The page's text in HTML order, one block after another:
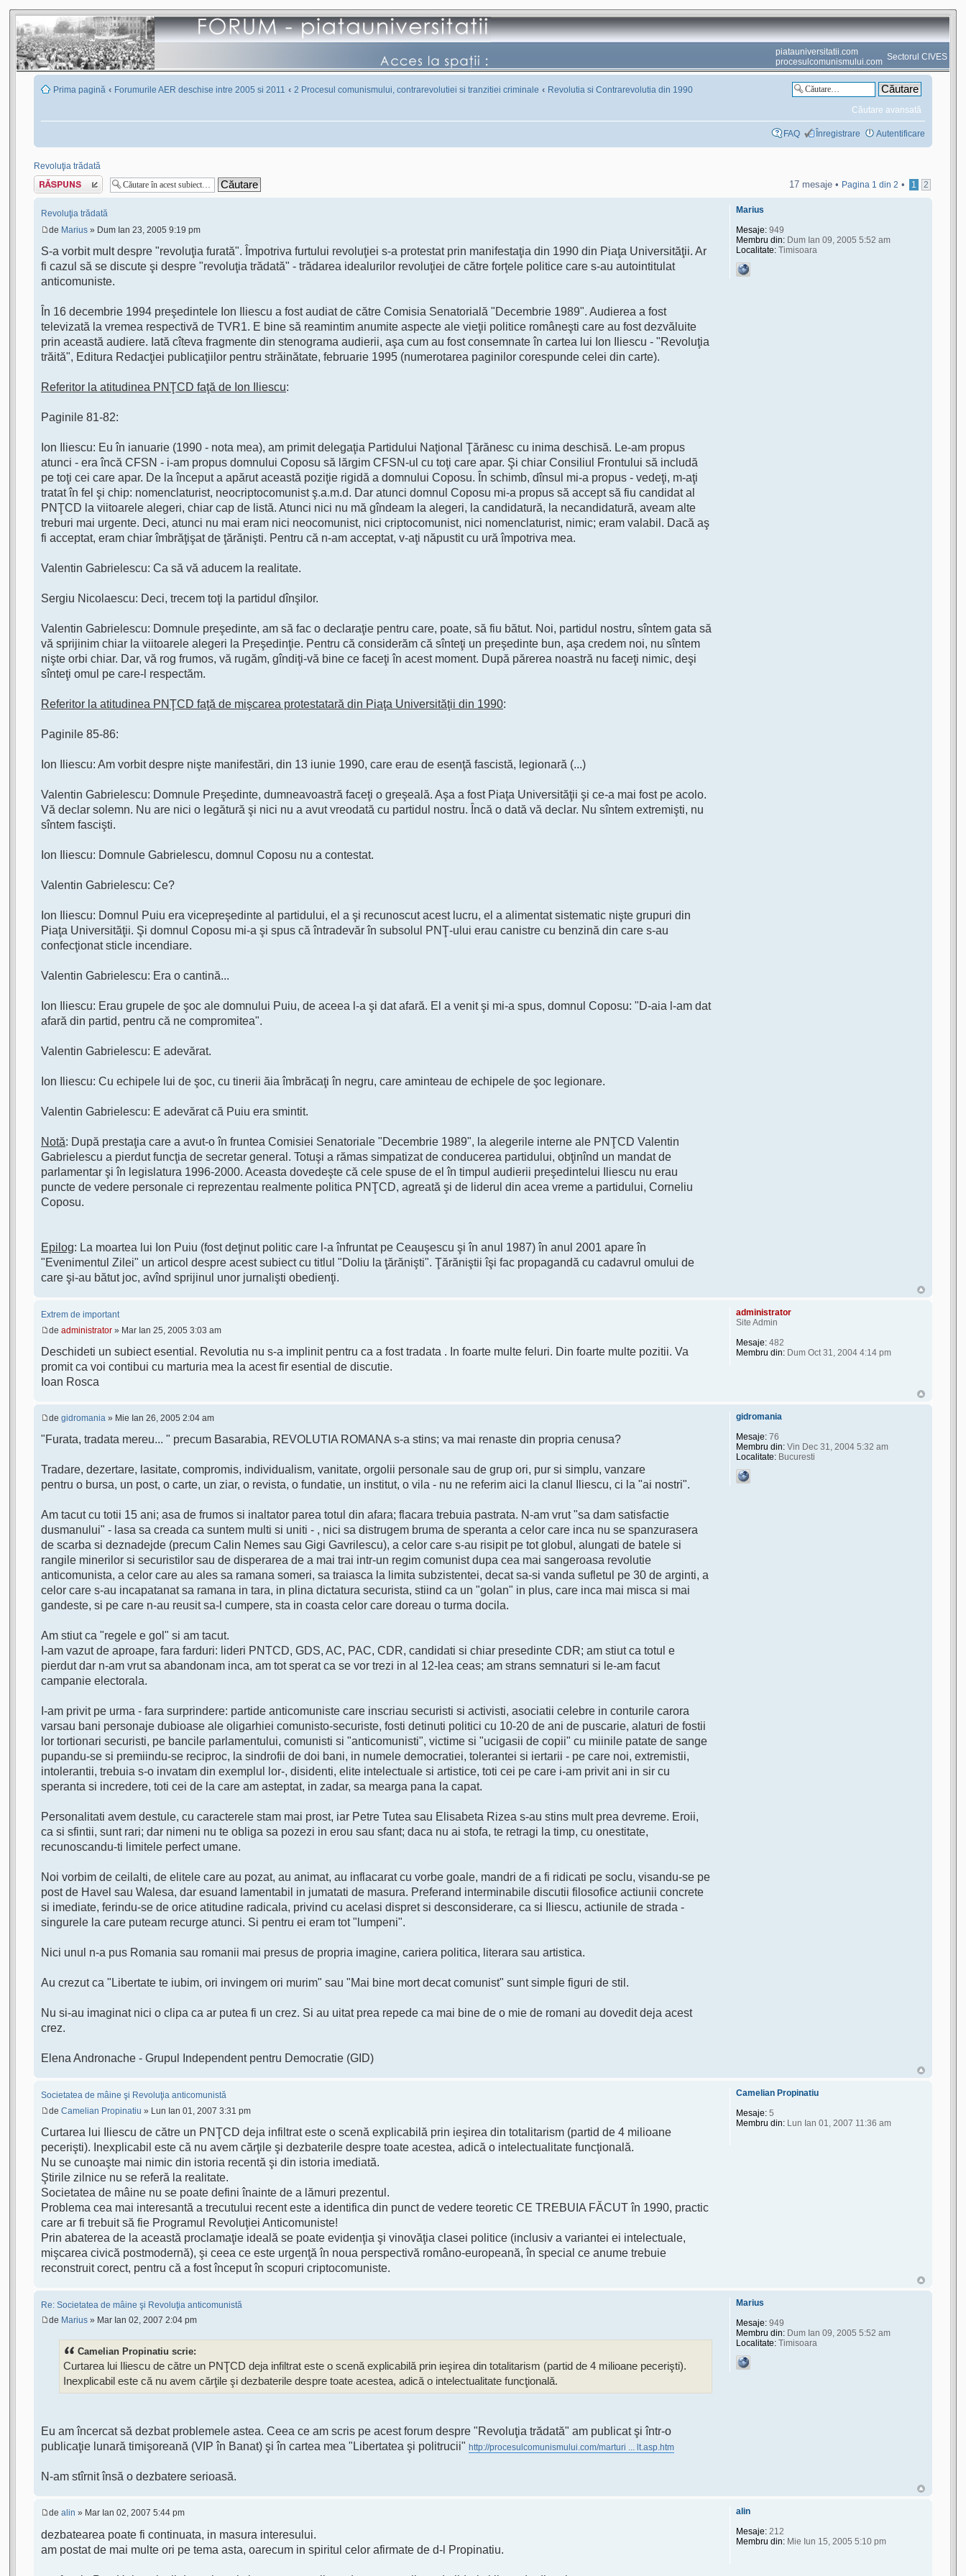
piatauniversitatii.com
procesulcomunismului.com Sectorul CIVES
Prima pagină ‹ Forumurile AER deschise intre 2005 si 2011 ‹ 2 Procesul comunismului, contrarevolutiei si tranzitiei criminale ‹ Revolutia si Contrarevolutia din 1990
Căutare avansată
FAQ Înregistrare Autentificare
Revoluţia trădată
Scrie un răspuns
17 mesaje • Pagina 1 din 2 • 1 2
Revoluţia trădată
de Marius » Dum Ian 23, 2005 9:19 pm
S-a vorbit mult despre "revoluţia furată". Împotriva furtului revoluţiei s-a protestat prin manifestaţia din 1990 din Piaţa Universităţii. Ar
fi cazul să se discute şi despre "revoluţia trădată" - trădarea idealurilor revoluţiei de către forţele politice care s-au autointitulat
anticomuniste.
În 16 decembrie 1994 preşedintele Ion Iliescu a fost audiat de către Comisia Senatorială "Decembrie 1989". Audierea a fost
televizată la vremea respectivă de TVR1. E bine să reamintim anumite aspecte ale vieţii politice româneşti care au fost dezvăluite
prin această audiere. Iată cîteva fragmente din stenograma audierii, aşa cum au fost consemnate în cartea lui Ion Iliescu - "Revoluţia
trăită", Editura Redacţiei publicaţiilor pentru străinătate, februarie 1995 (numerotarea paginilor corespunde celei din carte).
Referitor la atitudinea PNŢCD faţă de Ion Iliescu:
Paginile 81-82:
Ion Iliescu: Eu în ianuarie (1990 - nota mea), am primit delegaţia Partidului Naţional Ţărănesc cu inima deschisă. Le-am propus
atunci - era încă CFSN - i-am propus domnului Coposu să lărgim CFSN-ul cu toţi care apar. Şi chiar Consiliul Frontului să includă
pe toţi cei care apar. De la început a apărut această poziţie rigidă a domnului Coposu. În schimb, dînsul mi-a propus - vedeţi, m-aţi
tratat în fel şi chip: nomenclaturist, neocriptocomunist ş.a.m.d. Dar atunci domnul Coposu mi-a propus să accept să fiu candidat al
PNŢCD la viitoarele alegeri, chiar cap de listă. Atunci nici nu mă gîndeam la alegeri, la candidatură, la necandidatură, aveam alte
treburi mai urgente. Deci, atunci nu mai eram nici neocomunist, nici criptocomunist, nici nomenclaturist, nimic; eram valabil. Dacă aş
fi acceptat, eram chiar îmbrăţişat de ţărănişti. Pentru că n-am acceptat, v-aţi năpustit cu ură împotriva mea.
Valentin Gabrielescu: Ca să vă aducem la realitate.
Sergiu Nicolaescu: Deci, trecem toţi la partidul dînşilor.
Valentin Gabrielescu: Domnule preşedinte, am să fac o declaraţie pentru care, poate, să fiu bătut. Noi, partidul nostru, sîntem gata să
vă sprijinim chiar la viitoarele alegeri la Preşedinţie. Pentru că considerăm că sînteţi un preşedinte bun, aşa credem noi, nu sîntem
nişte orbi chiar. Dar, vă rog frumos, vă rugăm, gîndiţi-vă bine ce faceţi în acest moment. După părerea noastră nu faceţi nimic, deşi
sînteţi omul pe care-l respectăm.
Referitor la atitudinea PNŢCD faţă de mişcarea protestatară din Piaţa Universităţii din 1990:
Paginile 85-86:
Ion Iliescu: Am vorbit despre nişte manifestări, din 13 iunie 1990, care erau de esenţă fascistă, legionară (...)
Valentin Gabrielescu: Domnule Preşedinte, dumneavoastră faceţi o greşeală. Aşa a fost Piaţa Universităţii şi ce-a mai fost pe acolo.
Vă declar solemn. Nu are nici o legătură şi nici nu a avut vreodată cu partidul nostru. Încă o dată vă declar. Nu sîntem extremişti, nu
sîntem fascişti.
Ion Iliescu: Domnule Gabrielescu, domnul Coposu nu a contestat.
Valentin Gabrielescu: Ce?
Ion Iliescu: Domnul Puiu era vicepreşedinte al partidului, el a şi recunoscut acest lucru, el a alimentat sistematic nişte grupuri din
Piaţa Universităţii. Şi domnul Coposu mi-a şi spus că întradevăr în subsolul PNŢ-ului erau canistre cu benzină din care s-au
confecţionat sticle incendiare.
Valentin Gabrielescu: Era o cantină...
Ion Iliescu: Erau grupele de şoc ale domnului Puiu, de aceea l-a şi dat afară. El a venit şi mi-a spus, domnul Coposu: "D-aia l-am dat
afară din partid, pentru că ne compromitea".
Valentin Gabrielescu: E adevărat.
Ion Iliescu: Cu echipele lui de şoc, cu tinerii ăia îmbrăcaţi în negru, care aminteau de echipele de şoc legionare.
Valentin Gabrielescu: E adevărat că Puiu era smintit.
Notă: După prestaţia care a avut-o în fruntea Comisiei Senatoriale "Decembrie 1989", la alegerile interne ale PNŢCD Valentin
Gabrielescu a pierdut funcţia de secretar general. Totuşi a rămas simpatizat de conducerea partidului, obţinînd un mandat de
parlamentar şi în legislatura 1996-2000. Aceasta dovedeşte că cele spuse de el în timpul audierii preşedintelui Iliescu nu erau
puncte de vedere personale ci reprezentau realmente politica PNŢCD, agreată şi de liderul din acea vreme a partidului, Corneliu
Coposu.
Epilog: La moartea lui Ion Puiu (fost deţinut politic care l-a înfruntat pe Ceauşescu şi în anul 1987) în anul 2001 apare în
"Evenimentul Zilei" un articol despre acest subiect cu titlul "Doliu la ţărănişti". Ţărăniştii îşi fac propagandă cu cadavrul omului de
care şi-au bătut joc, avînd sprijinul unor jurnalişti obedienţi.
Marius
Mesaje: 949
Membru din: Dum Ian 09, 2005 5:52 am
Localitate: Timisoara
Extrem de important
de administrator » Mar Ian 25, 2005 3:03 am
Deschideti un subiect esential. Revolutia nu s-a implinit pentru ca a fost tradata . In foarte multe feluri. Din foarte multe pozitii. Va
promit ca voi contibui cu marturia mea la acest fir esential de discutie.
Ioan Rosca
administrator
Site Admin
Mesaje: 482
Membru din: Dum Oct 31, 2004 4:14 pm
de gidromania » Mie Ian 26, 2005 2:04 am
"Furata, tradata mereu... " precum Basarabia, REVOLUTIA ROMANA s-a stins; va mai renaste din propria cenusa?
Tradare, dezertare, lasitate, compromis, individualism, vanitate, orgolii personale sau de grup ori, pur si simplu, vanzare
pentru o bursa, un post, o carte, un ziar, o revista, o fundatie, un institut, o vila - nu ne referim aici la clanul Iliescu, ci la "ai nostri".
Am tacut cu totii 15 ani; asa de frumos si inaltator parea totul din afara; flacara trebuia pastrata. N-am vrut "sa dam satisfactie
dusmanului" - lasa sa creada ca suntem multi si uniti - , nici sa distrugem bruma de speranta a celor care inca nu se spanzurasera
de scarba si deznadejde (precum Calin Nemes sau Gigi Gavrilescu), a celor care s-au risipit pe tot globul, alungati de batele si
rangile minerilor si securistilor sau de disperarea de a mai trai intr-un regim comunist dupa cea mai sangeroasa revolutie
anticomunista, a celor care au ales sa ramana someri, sa traiasca la limita subzistentei, decat sa-si vanda sufletul pe 30 de arginti, a
celor care s-au incapatanat sa ramana in tara, in plina dictatura securista, stiind ca un "golan" in plus, care inca mai misca si mai
gandeste, si pe care n-au reusit sa-l cumpere, sta in coasta celor care doreau o turma docila.
Am stiut ca "regele e gol" si am tacut.
I-am vazut de aproape, fara farduri: lideri PNTCD, GDS, AC, PAC, CDR, candidati si chiar presedinte CDR; am stiut ca totul e
pierdut dar n-am vrut sa abandonam inca, am tot sperat ca se vor trezi in al 12-lea ceas; am strans semnaturi si le-am facut
campanie electorala.
I-am privit pe urma - fara surprindere: partide anticomuniste care inscriau securisti si activisti, asociatii celebre in conturile carora
varsau bani personaje dubioase ale oligarhiei comunisto-securiste, fosti detinuti politici cu 10-20 de ani de puscarie, alaturi de fostii
lor tortionari securisti, pe bancile parlamentului, comunisti si "anticomunisti", victime si "ucigasii de copii" cu miinile patate de sange
pupandu-se si premiindu-se reciproc, la sindrofii de doi bani, in numele democratiei, tolerantei si iertarii - pe care noi, extremistii,
intolerantii, trebuia s-o invatam din exemplul lor-, disidenti, elite intelectuale si artistice, toti cei pe care i-am privit ani in sir cu
speranta si incredere, toti cei de la care am asteptat, in zadar, sa mearga pana la capat.
Personalitati avem destule, cu caracterele stam mai prost, iar Petre Tutea sau Elisabeta Rizea s-au stins mult prea devreme. Eroii,
ca si sfintii, sunt rari; dar nimeni nu te obliga sa pozezi in erou sau sfant; daca nu ai stofa, te retragi la timp, cu onestitate,
recunoscandu-ti limitele perfect umane.
Noi vorbim de ceilalti, de elitele care au pozat, au animat, au inflacarat cu vorbe goale, mandri de a fi ridicati pe soclu, visandu-se pe
post de Havel sau Walesa, dar esuand lamentabil in jumatati de masura. Preferand interminabile discutii filosofice actiunii concrete
si imediate, ferindu-se de orice atitudine radicala, privind cu acelasi dispret si desconsiderare, ca si Iliescu, actiunile de strada -
singurele la care puteam recurge atunci. Si pentru ei eram tot "lumpeni".
Nici unul n-a pus Romania sau romanii mai presus de propria imagine, cariera politica, literara sau artistica.
Au crezut ca "Libertate te iubim, ori invingem ori murim" sau "Mai bine mort decat comunist" sunt simple figuri de stil.
Nu si-au imaginat nici o clipa ca ar putea fi un crez. Si au uitat prea repede ca mai bine de o mie de romani au dovedit deja acest
crez.
Elena Andronache - Grupul Independent pentru Democratie (GID)
gidromania
Mesaje: 76
Membru din: Vin Dec 31, 2004 5:32 am
Localitate: Bucuresti
Societatea de mâine şi Revoluţia anticomunistă
de Camelian Propinatiu » Lun Ian 01, 2007 3:31 pm
Curtarea lui Iliescu de către un PNŢCD deja infiltrat este o scenă explicabilă prin ieşirea din totalitarism (partid de 4 milioane
pecerişti). Inexplicabil este că nu avem cărţile şi dezbaterile despre toate acestea, adică o intelectualitate funcţională.
Nu se cunoaşte mai nimic din istoria recentă şi din istoria imediată.
Ştirile zilnice nu se referă la realitate.
Societatea de mâine nu se poate defini înainte de a lămuri prezentul.
Problema cea mai interesantă a trecutului recent este a identifica din punct de vedere teoretic CE TREBUIA FĂCUT în 1990, practic
care ar fi trebuit să fie Programul Revoluţiei Anticomuniste!
Prin abaterea de la această proclamaţie ideală se poate evidenţia şi vinovăţia clasei politice (inclusiv a variantei ei intelectuale,
mişcarea civică postmodernă), şi ceea ce este urgenţă în noua perspectivă româno-europeană, în special ce anume trebuie
reconstruit corect, pentru că a fost început în scopuri criptocomuniste.
Camelian Propinatiu
Mesaje: 5
Membru din: Lun Ian 01, 2007 11:36 am
Re: Societatea de mâine şi Revoluţia anticomunistă
de Marius » Mar Ian 02, 2007 2:04 pm
Camelian Propinatiu scrie:
Curtarea lui Iliescu de către un PNŢCD deja infiltrat este o scenă explicabilă prin ieşirea din totalitarism (partid de 4 milioane pecerişti).
Inexplicabil este că nu avem cărţile şi dezbaterile despre toate acestea, adică o intelectualitate funcţională.
Eu am încercat să dezbat problemele astea. Ceea ce am scris pe acest forum despre "Revoluţia trădată" am publicat şi într-o
publicaţie lunară timişoreană (VIP în Banat) şi în cartea mea "Libertatea şi politrucii" http://procesulcomunismului.com/marturi ... lt.asp.htm
N-am stîrnit însă o dezbatere serioasă.
Marius
Mesaje: 949
Membru din: Dum Ian 09, 2005 5:52 am
Localitate: Timisoara
de alin » Mar Ian 02, 2007 5:44 pm
dezbatearea poate fi continuata, in masura interesului.
am postat de mai multe ori pe tema asta, oarecum in spiritul celor afirmate de d-l Propinatiu.
alin
Mesaje: 212
Membru din: Mie Iun 15, 2005 5:10 pm